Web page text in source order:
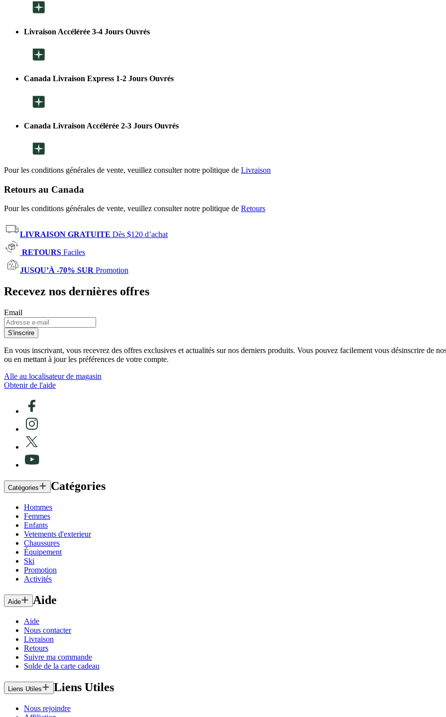
Livraison Accélérée 3-4 Jours Ouvrés
Canada Livraison Express 1-2 Jours Ouvrés
Canada Livraison Accélérée 2-3 Jours Ouvrés
Pour les conditions générales de vente, veuillez consulter notre politique de Livraison
Retours au Canada
Pour les conditions générales de vente, veuillez consulter notre politique de Retours
LIVRAISON GRATUITE Dès $120 d’achat
RETOURS Faciles
JUSQU’À -70% SUR Promotion
Recevez nos dernières offres
Email
S'inscrire
En vous inscrivant, vous recevrez des offres exclusives et actualités sur nos derniers produits. Vous pouvez facilement vous désinscrire de
ou en mettant à jour les préférences de votre compte.
Alle au localisateur de magasin
Obtenir de l'aide
Catégories Catégories
Hommes
Femmes
Enfants
Vetements d'exterieur
Chaussures
Équipement
Ski
Promotion
Activités
Aide Aide
Aide
Nous contacter
Livraison
Retours
Suivre ma commande
Solde de la carte cadeau
Liens Utiles Liens Utiles
Nous rejoindre